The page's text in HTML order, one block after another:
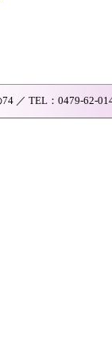
／ TEL：0479-62-